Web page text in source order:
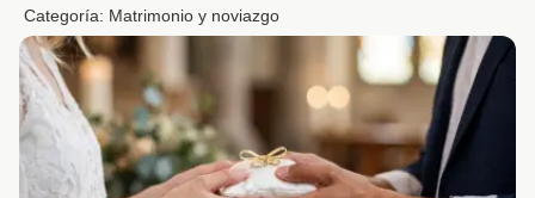
Categoría: Matrimonio y noviazgo